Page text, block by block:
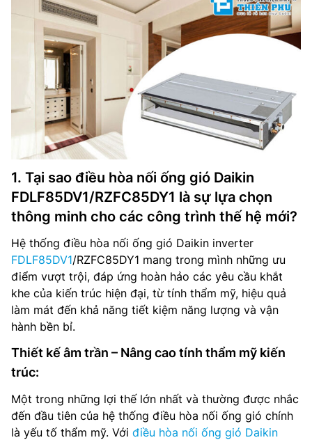
1. Tại sao điều hòa nối ống gió Daikin
FDLF85DV1/RZFC85DY1 là sự lựa chọn
thông minh cho các công trình thế hệ mới?
Hệ thống điều hòa nối ống gió Daikin inverter
FDLF85DV1/RZFC85DY1 mang trong mình những ưu
điểm vượt trội, đáp ứng hoàn hảo các yêu cầu khắt
khe của kiến trúc hiện đại, từ tính thẩm mỹ, hiệu quả
làm mát đến khả năng tiết kiệm năng lượng và vận
hành bền bỉ.
Thiết kế âm trần – Nâng cao tính thẩm mỹ kiến
trúc:
Một trong những lợi thế lớn nhất và thường được nhắc
đến đầu tiên của hệ thống điều hòa nối ống gió chính
là yếu tố thẩm mỹ. Với điều hòa nối ống gió Daikin